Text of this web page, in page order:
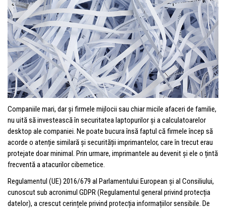
Companiile mari, dar și firmele mijlocii sau chiar micile afaceri de familie,
nu uită să investească în securitatea laptopurilor și a calculatoarelor
desktop ale companiei. Ne poate bucura însă faptul că firmele încep să
acorde o atenție similară și securității imprimantelor, care în trecut erau
protejate doar minimal. Prin urmare, imprimantele au devenit și ele o țintă
frecventă a atacurilor cibernetice.
Regulamentul (UE) 2016/679 al Parlamentului European și al Consiliului,
cunoscut sub acronimul GDPR (Regulamentul general privind protecția
datelor), a crescut cerințele privind protecția informațiilor sensibile. De